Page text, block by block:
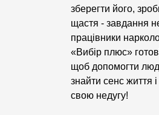
зберегти його,
щастя - завдання
працівники
«Вибір плюс»
щоб допомогти
знайти сенс життя
свою недугу!